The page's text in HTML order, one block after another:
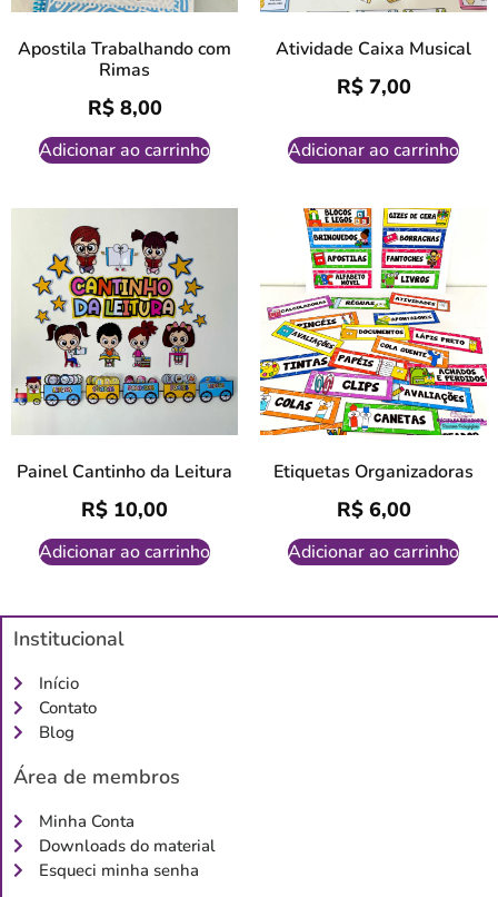
Apostila Trabalhando com
Rimas
R$8,00
Adicionar ao carrinho
Atividade Caixa Musical
R$7,00
Adicionar ao carrinho
Painel Cantinho da Leitura
R$ 10,00
Adicionar ao carrinho
Etiquetas Organizadoras
R$6,00
Adicionar ao carrinho
Institucional
Início
Contato
Blog
Área de membros
Minha Conta
Downloads do material
Esqueci minha senha